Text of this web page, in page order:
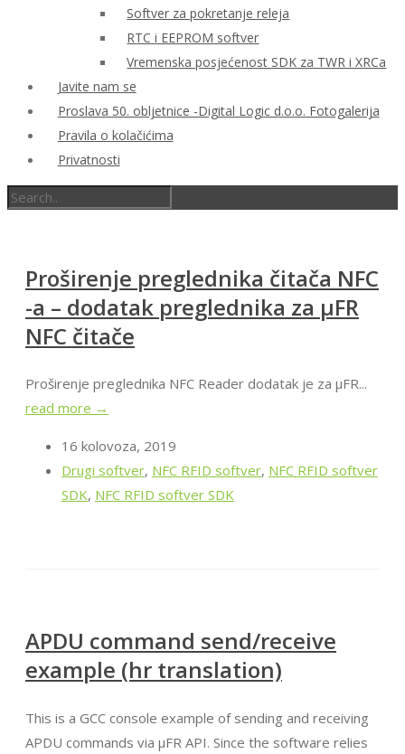
Softver za pokretanje releja
RTC i EEPROM softver
Vremenska posjećenost SDK za TWR i XRCa
Javite nam se
Proslava 50. obljetnice -Digital Logic d.o.o. Fotogalerija
Pravila o kolačićima
Privatnosti
Proširenje preglednika čitača NFC
-a – dodatak preglednika za μFR
NFC čitače
Proširenje preglednika NFC Reader dodatak je za μFR...
read more →
16 kolovoza, 2019
Drugi softver, NFC RFID softver, NFC RFID softver
SDK, NFC RFID softver SDK
APDU command send/receive
example (hr translation)
This is a GCC console example of sending and receiving
APDU commands via µFR API. Since the software relies